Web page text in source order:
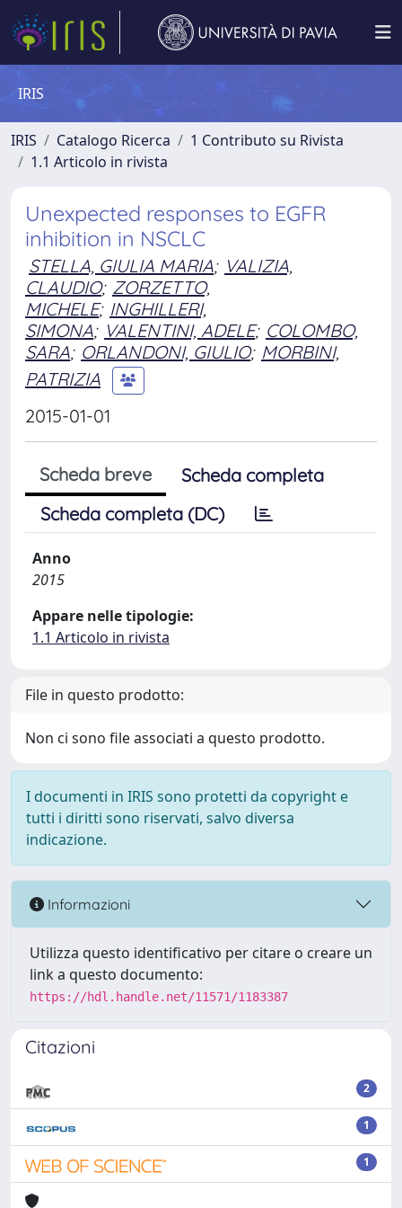
IRIS
IRIS Catalogo Ricerca
1 Contributo su Rivista
1.1 Articolo in rivista
Unexpected responses to EGFR
inhibition in NSCLC
STELLA, GIULIA MARIA; VALIZIA,
CLAUDIO; ZORZETTO,
MICHELE; INGHILLERI,
SIMONA; VALENTINI, ADELE; COLOMBO,
SARA; ORLANDONI, GIULIO; MORBINI,
PATRIZIA
2015-01-01
Scheda breve
Scheda completa
Scheda completa (DC)
Anno
2015
Appare nelle tipologie:
1.1 Articolo in rivista
File in questo prodotto:
Non ci sono file associati a questo prodotto.
I documenti in IRIS sono protetti da copyright e
tutti i diritti sono riservati, salvo diversa
indicazione.
Informazioni
Utilizza questo identificativo per citare o creare un
link a questo documento:
https://hdl.handle.net/11571/1183387
Citazioni
2
1
1